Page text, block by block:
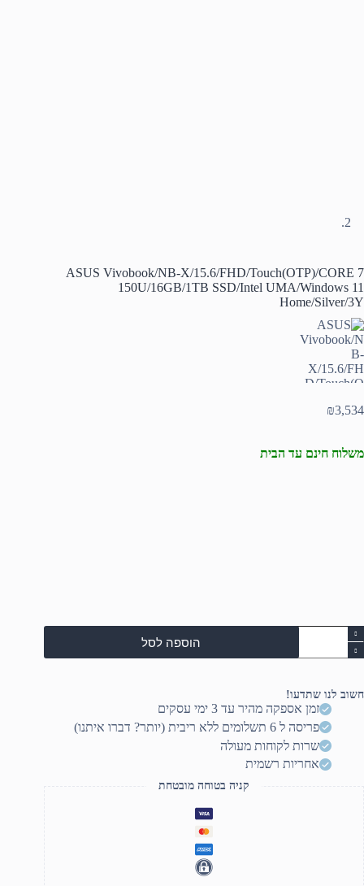
ASUS Vivobook/NB-X/15.6/FHD/Touch(OTP)/CORE 7
150U/16GB/1TB SSD/Intel UMA/Windows 11
Home/Silver/3Y
₪3,534
משלוח חינם עד הבית
כמות
של
ASUS
X/15.6/FHD/Touch(OTP)/CORE
7
150U/16GB/1TB
SSD/Intel
UMA/Windows
Home/Silver/3Y
הוספה לסל
חשוב לנו שתדעו!
זמן אספקה מהיר עד 3 ימי עסקים
פריסה ל 6 תשלומים ללא ריבית (יותר? דברו איתנו)
שרות לקוחות מעולה
אחריות רשמית
קניה בטוחה מובטחת